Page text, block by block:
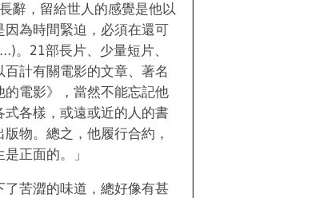
辭，留給世人的感覺是他以
為時間緊迫，必須在還可
。21部長片、少量短片、
計有關電影的文章、著名
電影》，當然不能忘記他
各樣，或遠或近的人的書
物。總之，他履行合約，
正面的。」
了苦澀的味道，總好像有甚